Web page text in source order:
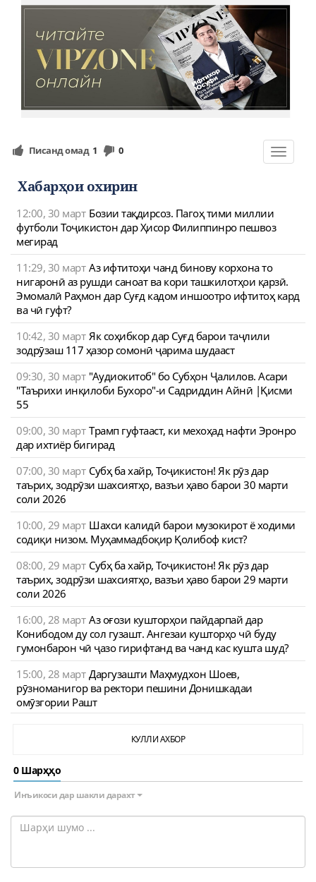
Toggle
Писанд омад 1 0
Хабарҳои охирин
12:00, 30 март Бозии тақдирсоз. Пагоҳ тими миллии
футболи Тоҷикистон дар Ҳисор Филиппинро пешвоз
мегирад
11:29, 30 март Аз ифтитоҳи чанд бинову корхона то
нигаронӣ аз рушди саноат ва кори ташкилотҳои қарзӣ.
Эмомалӣ Раҳмон дар Суғд кадом иншоотро ифтитоҳ кард
ва чӣ гуфт?
10:42, 30 март Як соҳибкор дар Суғд барои таҷлили
зодрӯзаш 117 ҳазор сомонӣ ҷарима шудааст
09:30, 30 март "Аудиокитоб" бо Субҳон Ҷалилов. Асари
"Таърихи инқилоби Бухоро"-и Садриддин Айнӣ |Қисми
55
09:00, 30 март Трамп гуфтааст, ки мехоҳад нафти Эронро
дар ихтиёр бигирад
07:00, 30 март Субҳ ба хайр, Тоҷикистон! Як рӯз дар
таърих, зодрӯзи шахсиятҳо, вазъи ҳаво барои 30 марти
соли 2026
10:00, 29 март Шахси калидӣ барои музокирот ё ходими
содиқи низом. Муҳаммадбоқир Қолибоф кист?
08:00, 29 март Субҳ ба хайр, Тоҷикистон! Як рӯз дар
таърих, зодрӯзи шахсиятҳо, вазъи ҳаво барои 29 марти
соли 2026
16:00, 28 март Аз оғози кушторҳои пайдарпай дар
Конибодом ду сол гузашт. Ангезаи кушторҳо чӣ буду
гумонбарон чӣ ҷазо гирифтанд ва чанд кас кушта шуд?
15:00, 28 март Даргузашти Маҳмудхон Шоев,
рӯзноманигор ва ректори пешини Донишкадаи
омӯзгории Рашт
КУЛЛИ АХБОР
0 Шарҳҳо
Инъикоси дар шакли дарахт